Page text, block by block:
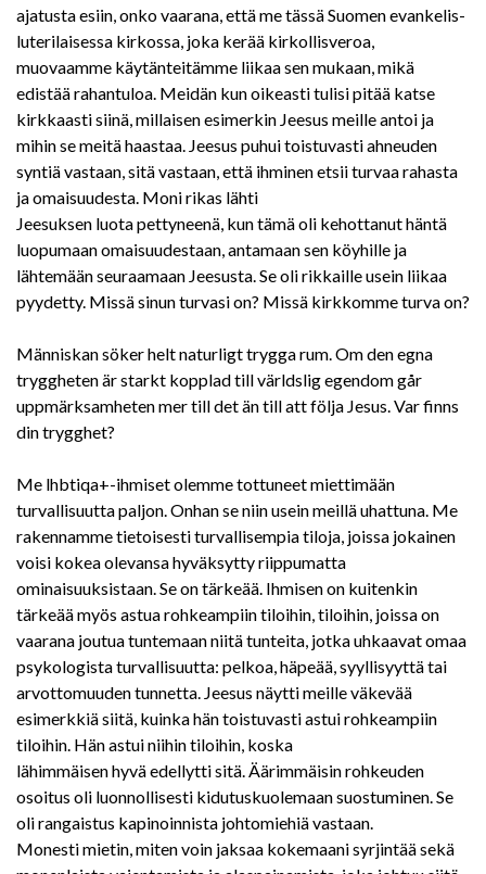
ajatusta esiin, onko vaarana, että me tässä Suomen evankelis-
luterilaisessa kirkossa, joka kerää kirkollisveroa,
muovaamme käytänteitämme liikaa sen mukaan, mikä
edistää rahantuloa. Meidän kun oikeasti tulisi pitää katse
kirkkaasti siinä, millaisen esimerkin Jeesus meille antoi ja
mihin se meitä haastaa. Jeesus puhui toistuvasti ahneuden
syntiä vastaan, sitä vastaan, että ihminen etsii turvaa rahasta
ja omaisuudesta. Moni rikas lähti
Jeesuksen luota pettyneenä, kun tämä oli kehottanut häntä
luopumaan omaisuudestaan, antamaan sen köyhille ja
lähtemään seuraamaan Jeesusta. Se oli rikkaille usein liikaa
pyydetty. Missä sinun turvasi on? Missä kirkkomme turva on?
Människan söker helt naturligt trygga rum. Om den egna
tryggheten är starkt kopplad till världslig egendom går
uppmärksamheten mer till det än till att följa Jesus. Var finns
din trygghet?
Me lhbtiqa+-ihmiset olemme tottuneet miettimään
turvallisuutta paljon. Onhan se niin usein meillä uhattuna. Me
rakennamme tietoisesti turvallisempia tiloja, joissa jokainen
voisi kokea olevansa hyväksytty riippumatta
ominaisuuksistaan. Se on tärkeää. Ihmisen on kuitenkin
tärkeää myös astua rohkeampiin tiloihin, tiloihin, joissa on
vaarana joutua tuntemaan niitä tunteita, jotka uhkaavat omaa
psykologista turvallisuutta: pelkoa, häpeää, syyllisyyttä tai
arvottomuuden tunnetta. Jeesus näytti meille väkevää
esimerkkiä siitä, kuinka hän toistuvasti astui rohkeampiin
tiloihin. Hän astui niihin tiloihin, koska
lähimmäisen hyvä edellytti sitä. Äärimmäisin rohkeuden
osoitus oli luonnollisesti kidutuskuolemaan suostuminen. Se
oli rangaistus kapinoinnista johtomiehiä vastaan.
Monesti mietin, miten voin jaksaa kokemaani syrjintää sekä